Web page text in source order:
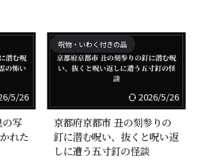
5/26
写
れた
呪物・いわく付きの品
2026/5/26
京都府京都市 丑の刻参りの
釘に潜む呪い、抜くと呪い返
しに遭う五寸釘の怪談